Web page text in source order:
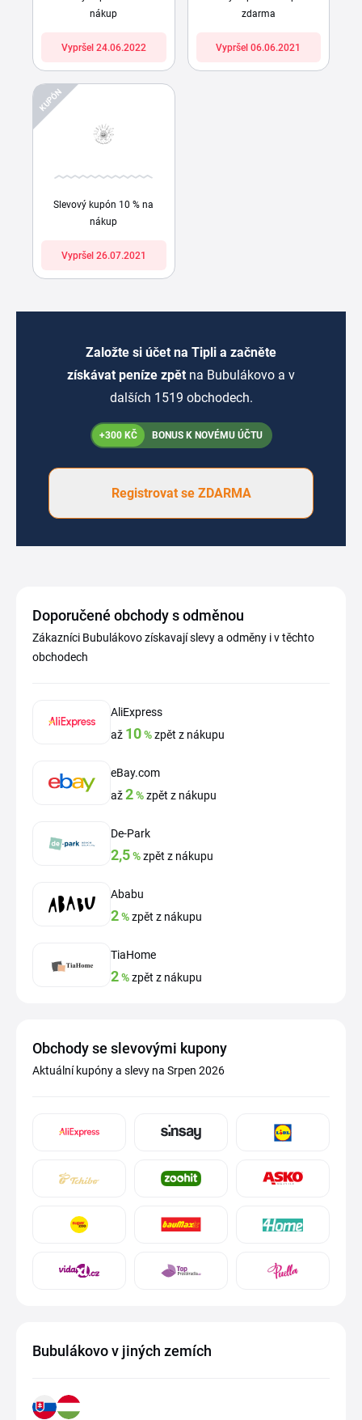
nákup
Vypršel 24.06.2022
zdarma
Vypršel 06.06.2021
KUPÓN
Slevový kupón 10 % na
nákup
Vypršel 26.07.2021
Založte si účet na Tipli a začněte
získávat peníze zpět na Bubulákovo a v
dalších 1519 obchodech.
+300 KČ BONUS K NOVÉMU ÚČTU
Registrovat se ZDARMA
Doporučené obchody s odměnou
Zákazníci Bubulákovo získavají slevy a odměny i v těchto
obchodech
AliExpress
až 10%zpět z nákupu
eBay.com
až2%zpět z nákupu
De-Park
2,5%zpět z nákupu
Ababu
2%zpět z nákupu
TiaHome
2%zpět z nákupu
Obchody se slevovými kupony
Aktuální kupóny a slevy na Srpen 2026
Bubulákovo v jiných zemích